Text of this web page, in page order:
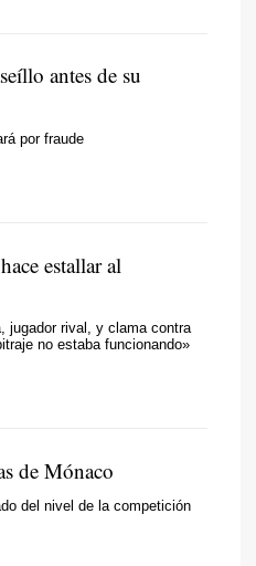
antes de su
por fraude
estallar al
jugador rival, y clama contra
no estaba funcionando»
de Mónaco
del nivel de la competición